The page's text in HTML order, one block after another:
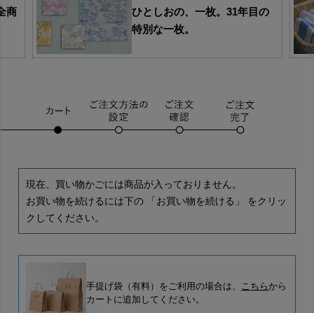
商
ひとしおの、一枚。31年目の
特別な一枚。
現在、買い物かごには商品が入っておりません。
お買い物を続けるには下の 「お買い物を続ける」 をクリッ
クしてください。
手提げ袋（有料）をご利用の場合は、 こちらから
カートに追加してください。